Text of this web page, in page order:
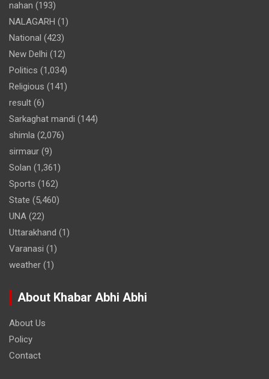
nahan (193)
NALAGARH (1)
National (423)
New Delhi (12)
Politics (1,034)
Religious (141)
result (6)
Sarkaghat mandi (144)
shimla (2,076)
sirmaur (9)
Solan (1,361)
Sports (162)
State (5,460)
UNA (22)
Uttarakhand (1)
Varanasi (1)
weather (1)
About Khabar Abhi Abhi
About Us
Policy
Contact